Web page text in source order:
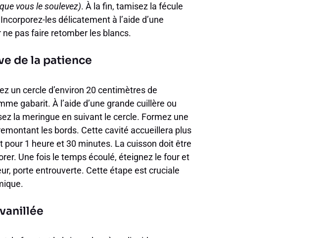
vous le soulevez). À la fin, tamisez la fécule
les délicatement à l’aide d’une
pas faire retomber les blancs.
de la patience
un cercle d’environ 20 centimètres de
gabarit. À l’aide d’une grande cuillère ou
la meringue en suivant le cercle. Formez une
les bords. Cette cavité accueillera plus
1 heure et 30 minutes. La cuisson doit être
Une fois le temps écoulé, éteignez le four et
porte entrouverte. Cette étape est cruciale